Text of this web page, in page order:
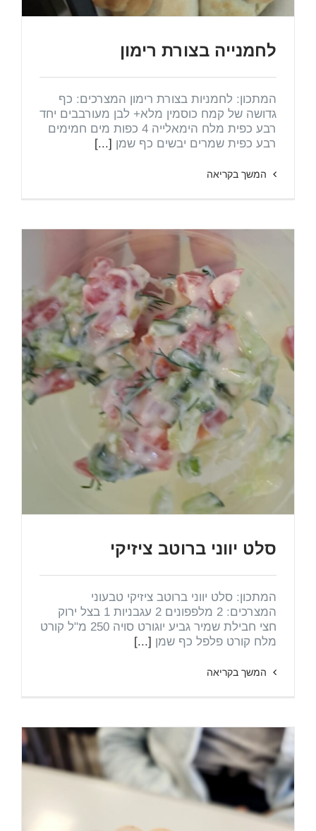
לחמנייה בצורת רימון
המתכון: לחמניות בצורת רימון המצרכים: כף
גדושה של קמח כוסמין מלא+ לבן מעורבבים יחד
רבע כפית מלח הימאלייה 4 כפות מים חמימים
רבע כפית שמרים יבשים כף שמן [...]
המשך בקריאה
סלט יווני ברוטב ציזיקי
המתכון: סלט יווני ברוטב ציזיקי טבעוני
המצרכים: 2 מלפפונים 2 עגבניות 1 בצל ירוק
חצי חבילת שמיר גביע יוגורט סויה 250 מ"ל קורט
מלח קורט פלפל כף שמן [...]
המשך בקריאה